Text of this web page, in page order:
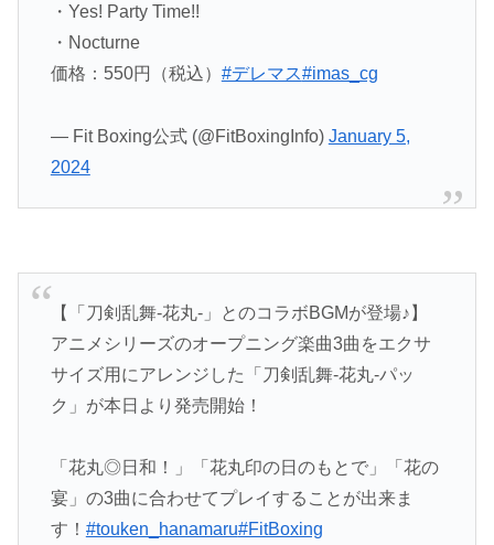
・Yes! Party Time!!
・Nocturne
価格：550円（税込） #デレマス#imas_cg
— Fit Boxing公式 (@FitBoxingInfo) January 5,
2024
【「刀剣乱舞-花丸-」とのコラボBGMが登場♪】
アニメシリーズのオープニング楽曲3曲をエクサ
サイズ用にアレンジした「刀剣乱舞-花丸-パッ
ク」が本日より発売開始！
「花丸◎日和！」「花丸印の日のもとで」「花の
宴」の3曲に合わせてプレイすることが出来ま
す！ #touken_hanamaru#FitBoxing